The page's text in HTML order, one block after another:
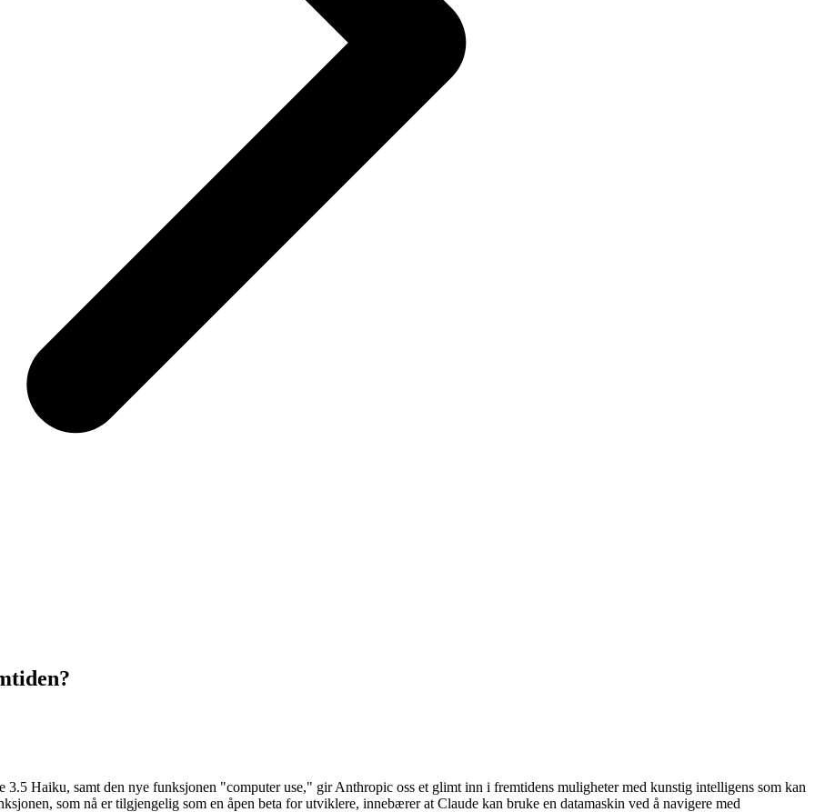
3.5 Haiku, samt den nye funksjonen "computer use," gir Anthropic oss et glimt inn i fremtidens muligheter med kunstig intelligens som kan
som nå er tilgjengelig som en åpen beta for utviklere, innebærer at Claude kan bruke en datamaskin ved å navigere med